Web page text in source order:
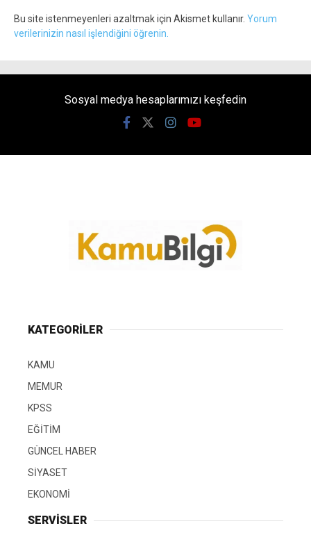
Bu site istenmeyenleri azaltmak için Akismet kullanır. Yorum
verilerinizin nasıl işlendiğini öğrenin.
Sosyal medya hesaplarımızı keşfedin
KATEGORİLER
KAMU
MEMUR
KPSS
EĞİTİM
GÜNCEL HABER
SİYASET
EKONOMİ
SERVİSLER